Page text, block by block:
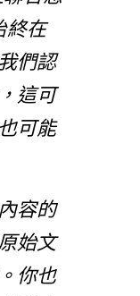
終在
們認
這可
可能
容的
始文
你也